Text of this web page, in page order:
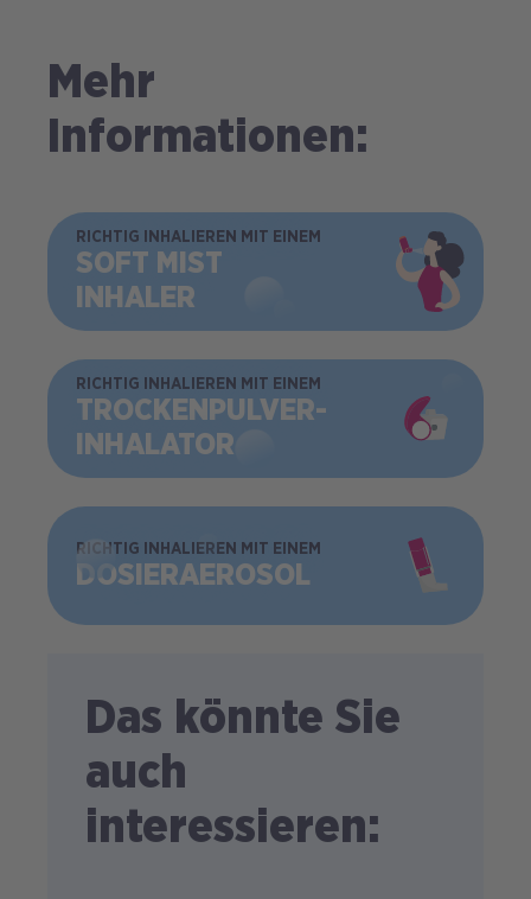
Mehr
Informationen:
BILD
RICHTIG INHALIEREN MIT EINEM
SOFT MIST
INHALER
BILD
RICHTIG INHALIEREN MIT EINEM
TROCKEN­PULVER­
INHALATOR
BILD
RICHTIG INHALIEREN MIT EINEM
DOSIER­AEROSOL
Das könnte Sie
auch
interessieren: